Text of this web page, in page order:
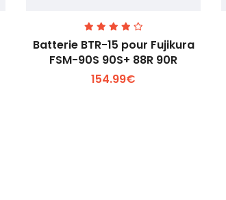
Voir plus +
Batterie BTR-15 pour Fujikura
FSM-90S 90S+ 88R 90R
154.99€